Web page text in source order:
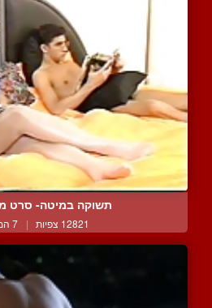
תשוקה במיטה- סרט
12821 צפיות | 7 המלצות